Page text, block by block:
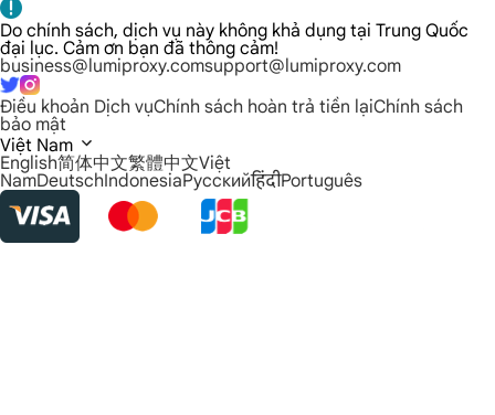
Do chính sách, dịch vụ này không khả dụng tại Trung Quốc
đại lục. Cảm ơn bạn đã thông cảm!
business@lumiproxy.comsupport@lumiproxy.com
Điều khoản Dịch vụChính sách hoàn trả tiền lạiChính sách
bảo mật
Việt Nam
English简体中文繁體中文Việt
NamDeutschIndonesiaРусскийहिंदीPortuguês